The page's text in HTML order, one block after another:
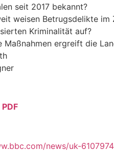
seit 2017 bekannt?
weisen Betrugsdelikte im
Kriminalität auf?
Maßnahmen ergreift die
news/uk-